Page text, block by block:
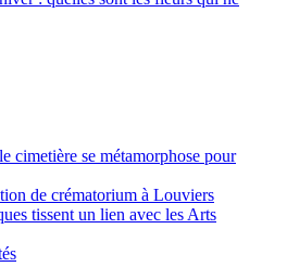
cimetière se métamorphose pour
de crématorium à Louviers
tissent un lien avec les Arts